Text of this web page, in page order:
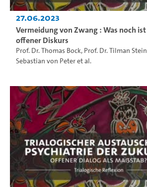
27.06.2023
Vermeidung von Zwang : Was noch
offener Diskurs
Prof. Dr. Thomas Bock, Prof. Dr. Tilman
Sebastian von Peteret al.